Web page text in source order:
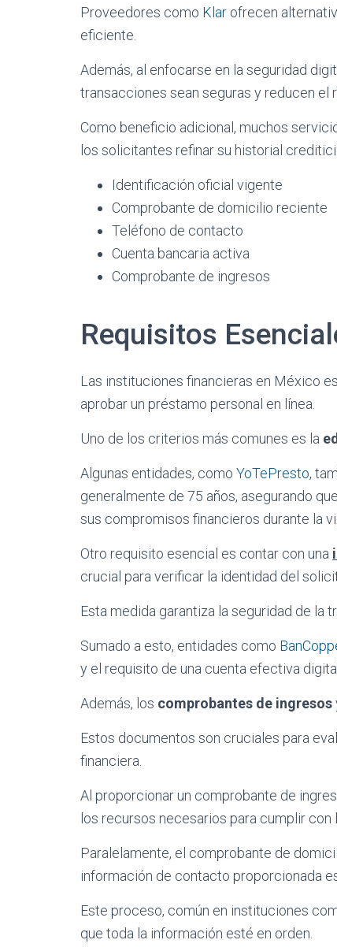
Proveedores como Klar ofrecen
eficiente.
Además, al enfocarse en la seguridad
transacciones sean seguras y reducen el
Como beneficio adicional, muchos
los solicitantes refinar su historial
Identificación oficial vigente
Comprobante de domicilio reciente
Teléfono de contacto
Cuenta bancaria activa
Comprobante de ingresos
Requisitos
Las instituciones financieras en México
aprobar un préstamo personal en línea.
Uno de los criterios más comunes es la
Algunas entidades, como YoTePresto,
generalmente de 75 años, asegurando
sus compromisos financieros durante la
Otro requisito esencial es contar con una
crucial para verificar la identidad del
Esta medida garantiza la seguridad de la
Sumado a esto, entidades como
y el requisito de una cuenta efectiva digital.
Además, los comprobantes de ingresos
Estos documentos son cruciales para
financiera.
Al proporcionar un comprobante de
los recursos necesarios para cumplir con
Paralelamente, el comprobante de
información de contacto proporcionada
Este proceso, común en instituciones
que toda la información esté en orden.